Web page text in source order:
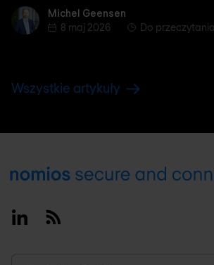
Michel Geensen
Michel Geensen
8 maj 2026
Do
Wszystkie artykuły
Footer
LinkedinRSS